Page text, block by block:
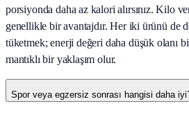
porsiyonda daha az kalori alırsınız. Kilo
genellikle bir avantajdır. Her iki ürünü de
tüketmek; enerji değeri daha düşük olanı
mantıklı bir yaklaşım olur.
Spor veya egzersiz sonrası hangisi daha